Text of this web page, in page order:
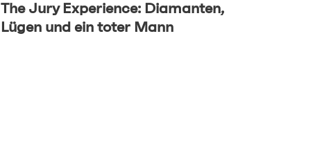
The Jury Experience: Diamanten,
Lügen und ein toter Mann